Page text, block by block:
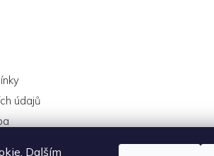
Dalším
údajů